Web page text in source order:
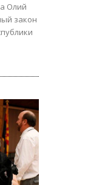
Олий
закон